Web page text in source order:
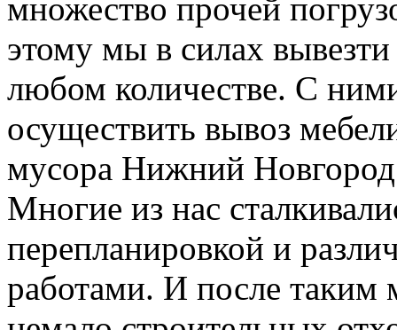
множество прочей
этому мы в силах
любом количестве. С
осуществить вывоз
мусора Нижний
Многие из нас
перепланировкой и
работами. И после таким